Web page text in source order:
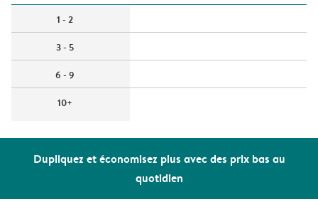
Dupliquez et économisez plus avec des prix bas au
quotidien
1 - 2
3 - 5
6 - 9
10+